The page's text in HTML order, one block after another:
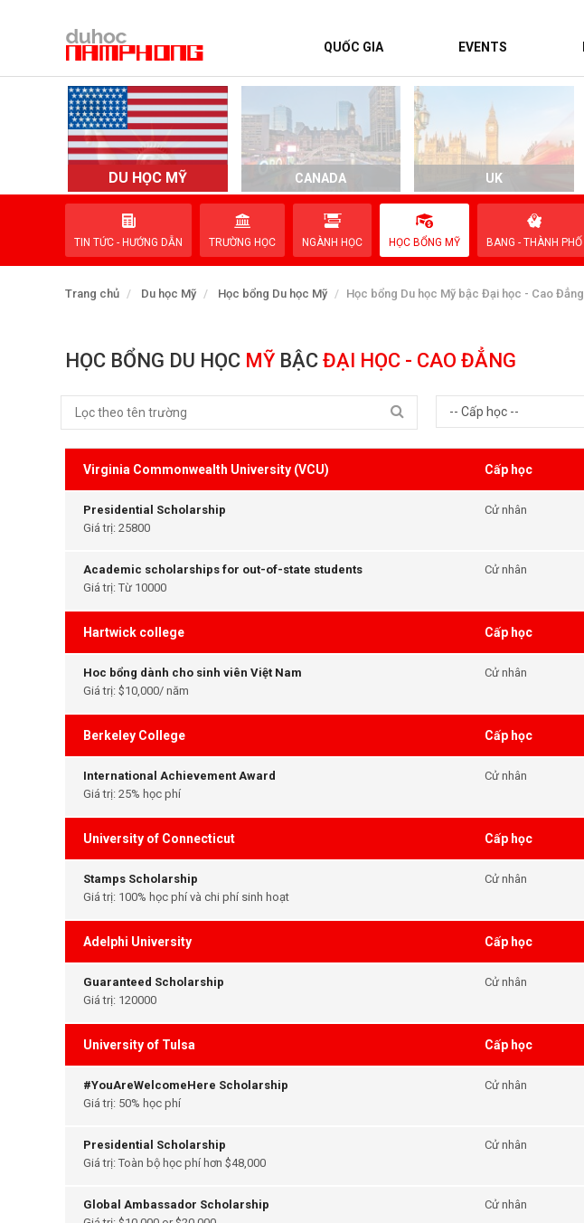
QUỐC GIA EVENTS
DU HỌC MỸ CANADA UK
TIN TỨC - HƯỚNG DẪN TRƯỜNG HỌC NGÀNH HỌC HỌC BỔNG MỸ BANG - THÀNH PHỐ
Trang chủ Du học Mỹ Học bổng Du học Mỹ Học bổng Du học Mỹ bậc Đại học - Cao Đẳng
HỌC BỔNG DU HỌC MỸBẬC ĐẠI HỌC - CAO ĐẲNG
Virginia Commonwealth University (VCU) Cấp học
Presidential Scholarship
Giá trị: 25800
Cử nhân
Academic scholarships for out-of-state students
Giá trị: Từ 10000
Cử nhân
Hartwick college Cấp học
Hoc bổng dành cho sinh viên Việt Nam
Giá trị: $10,000/ năm
Cử nhân
Berkeley College Cấp học
International Achievement Award
Giá trị: 25% học phí
Cử nhân
University of Connecticut Cấp học
Stamps Scholarship
Giá trị: 100% học phí và chi phí sinh hoạt
Cử nhân
Adelphi University Cấp học
Guaranteed Scholarship
Giá trị: 120000
Cử nhân
University of Tulsa Cấp học
#YouAreWelcomeHere Scholarship
Giá trị: 50% học phí
Cử nhân
Presidential Scholarship
Giá trị: Toàn bộ học phí hơn $48,000
Cử nhân
Global Ambassador Scholarship
Cử nhân
TRANG CHỦ
QUỐC GIA
EVENTS
LIÊN HỆ